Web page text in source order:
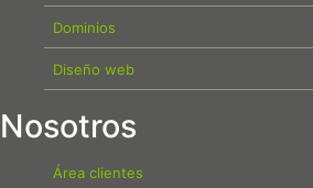
Dominios
Diseño web
Nosotros
Área clientes